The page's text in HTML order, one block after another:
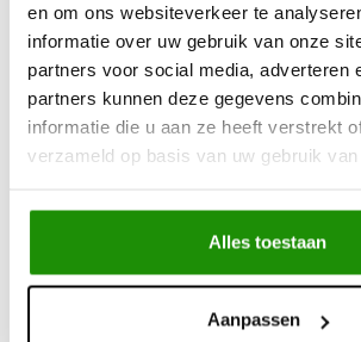
en om ons websiteverkeer te
informatie over uw gebruik van onze
partners voor social media, adverteren
partners kunnen deze gegevens
informatie die u aan ze heeft verstrekt
verzameld op basis van uw gebruik
Alles toestaan
Aanpassen
Misutonida Side Step -
Excl. btw
Excl. btw
€582,93
Incl. btw